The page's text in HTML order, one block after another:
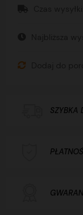
SZYBKA